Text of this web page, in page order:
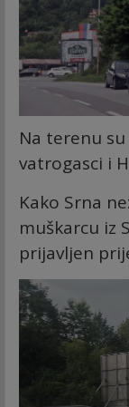
Na terenu
vatrogasci i
Kako Srna
muškarcu iz
prijavljen